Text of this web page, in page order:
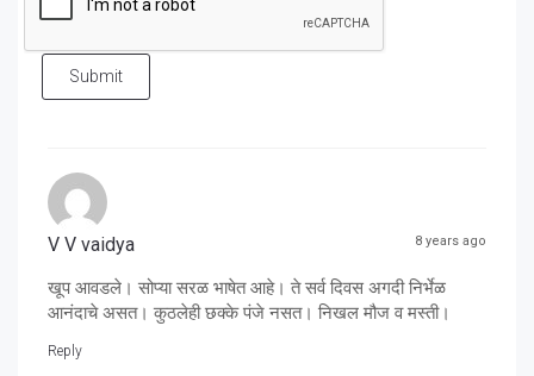
Submit
V V vaidya 8 years ago
खूप आवडले। सोप्या सरळ भाषेत आहे। ते सर्व दिवस अगदी निर्भेळ
आनंदाचे असत। कुठलेही छक्के पंजे नसत। निखल मौज व मस्ती।
Reply